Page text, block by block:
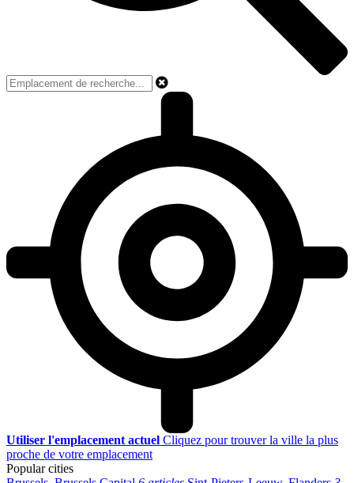
Utiliser l'emplacement actuel Cliquez pour trouver la ville la plus
proche de votre emplacement
Popular cities